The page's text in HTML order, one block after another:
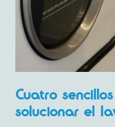
Cuatro
solucionar el